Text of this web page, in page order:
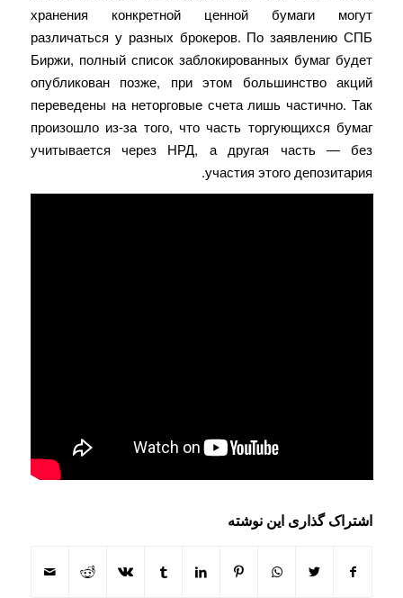
хранения конкретной ценной бумаги могут
различаться у разных брокеров. По заявлению СПБ
Биржи, полный список заблокированных бумаг будет
опубликован позже, при этом большинство акций
переведены на неторговые счета лишь частично. Так
произошло из‑за того, что часть торгующихся бумаг
учитывается через НРД, а другая часть — без
участия этого депозитария.
اشتراک گذاری این نوشته